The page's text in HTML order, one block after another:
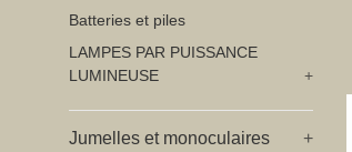
Batteries et piles
LAMPES PAR PUISSANCE
LUMINEUSE
+
Jumelles et monoculaires +